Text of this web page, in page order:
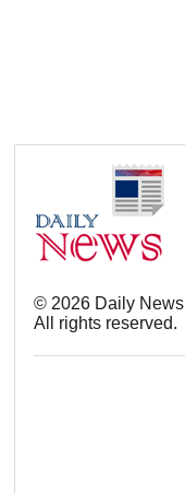
© 2026 Daily News
All rights reserved.